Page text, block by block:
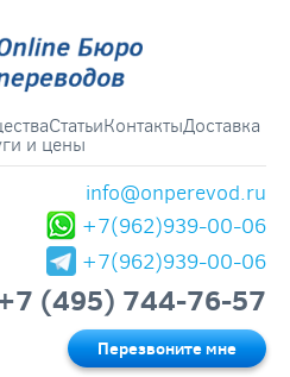
СтатьиКонтактыДоставка
и цены
info@onperevod.ru
+7(962)939-00-06
+7(962)939-00-06
(495) 744-76-57
Перезвоните мне